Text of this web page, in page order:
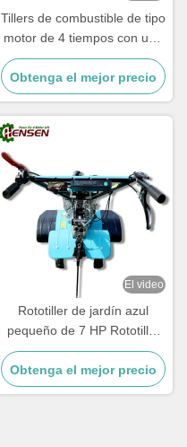
Tillers de combustible de tipo
motor de 4 tiempos con una
anchura de 500-800 mm
Obtenga el mejor precio
El video
Rototiller de jardín azul
pequeño de 7 HP Rototiller
de energía de gasolina
multipropósito
Obtenga el mejor precio